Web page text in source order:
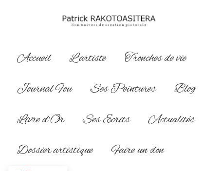
principal
Navigation
Accueil L’artiste
Tronches de vie
Journal Fou
Ses Peintures
Blog
Livre d’Or
Ses Ecrits
Actualités
Dossier artistique
Faire un don